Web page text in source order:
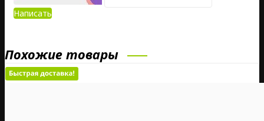
Написать
Похожие товары